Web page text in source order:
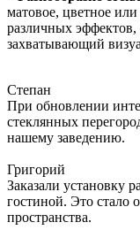
матовое, цветное или
различных эффектов,
захватывающий
Степан
При обновлении
стеклянных
нашему заведению.
Григорий
Заказали установку
гостиной. Это стало
пространства.